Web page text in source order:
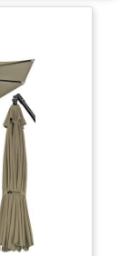
pouvez ouvrir et
la toile grâce
anti-retour.
La forme en
de notre parasol
fixé dans un sol dur,
surtout le lester
dalles dédiées (non
De plus, il y a 6
la toile pour rendre
plus stable.
DURABLE: La
parties métalliques
hexagonal est
de peinture époxy